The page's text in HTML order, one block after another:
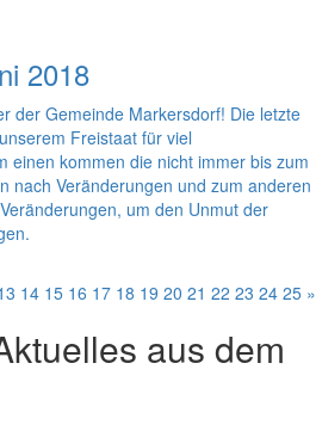
2018
der Gemeinde Markersdorf! Die letzte
Freistaat für viel
einen kommen die nicht immer bis zum
nach Veränderungen und zum anderen
um den Unmut der
14 15 16 17 18 19 20 21 22 23 24 25 »
aus dem